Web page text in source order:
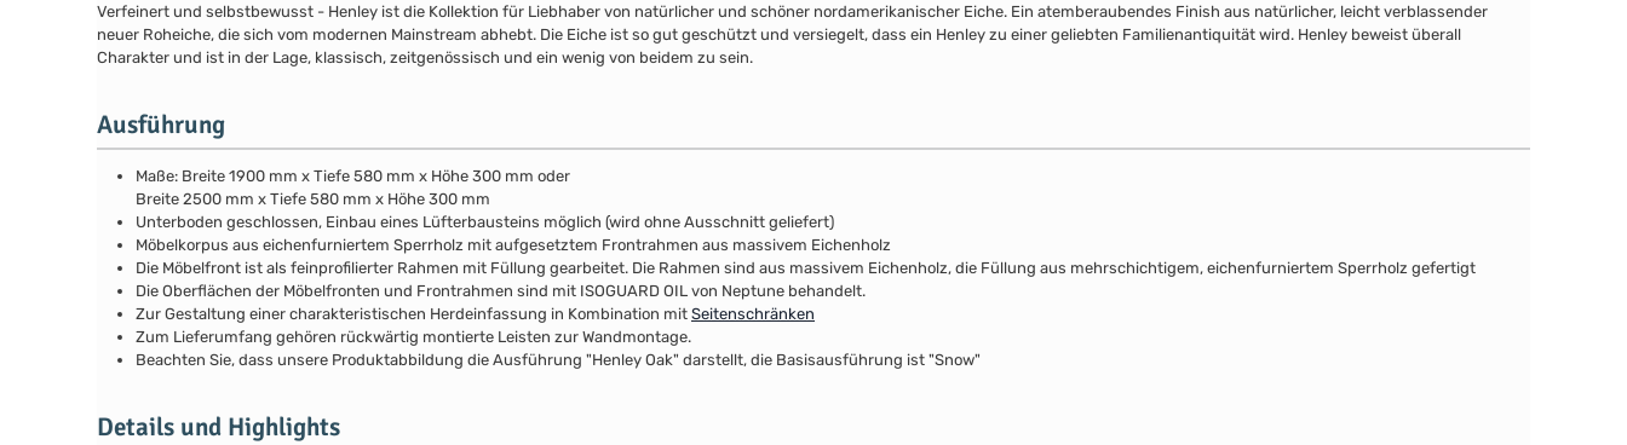
Verfeinert und selbstbewusst - Henley ist die Kollektion für Liebhaber von natürlicher und schöner nordamerikanischer Eiche. Ein atemberaubendes Finish aus natürlicher, leicht verblassender
neuer Roheiche, die sich vom modernen Mainstream abhebt. Die Eiche ist so gut geschützt und versiegelt, dass ein Henley zu einer geliebten Familienantiquität wird. Henley beweist überall
Charakter und ist in der Lage, klassisch, zeitgenössisch und ein wenig von beidem zu sein.
Ausführung
Maße: Breite 1900 mm x Tiefe 580 mm x Höhe 300 mm oder
Breite 2500 mm x Tiefe 580 mm x Höhe 300 mm
Unterboden geschlossen, Einbau eines Lüfterbausteins möglich (wird ohne Ausschnitt geliefert)
Möbelkorpus aus eichenfurniertem Sperrholz mit aufgesetztem Frontrahmen aus massivem Eichenholz
Die Möbelfront ist als feinprofilierter Rahmen mit Füllung gearbeitet. Die Rahmen sind aus massivem Eichenholz, die Füllung aus mehrschichtigem, eichenfurniertem Sperrholz gefertigt
Die Oberflächen der Möbelfronten und Frontrahmen sind mit ISOGUARD OIL von Neptune behandelt.
Zur Gestaltung einer charakteristischen Herdeinfassung in Kombination mit Seitenschränken
Zum Lieferumfang gehören rückwärtig montierte Leisten zur Wandmontage.
Beachten Sie, dass unsere Produktabbildung die Ausführung "Henley Oak" darstellt, die Basisausführung ist "Snow"
Details und Highlights